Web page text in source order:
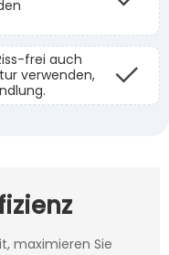
frei auch
verwenden,
maximieren Sie